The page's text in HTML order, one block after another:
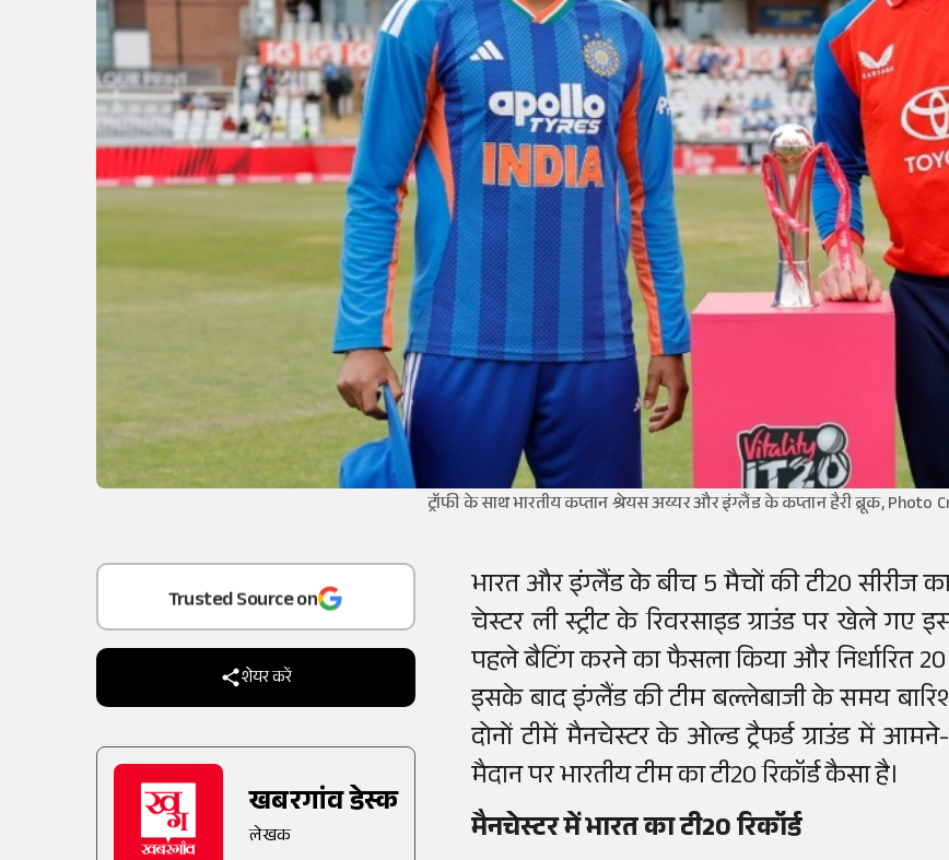
ट्रॉफी के साथ भारतीय कप्तान श्रेयस अय्यर और इंग्लैंड के कप्तान हैरी ब्रूक, Photo
Trusted Source on
शेयर करें
खबरगांव डेस्क
लेखक
भारत और इंग्लैंड के बीच 5 मैचों की टी20 सीरीज
चेस्टर ली स्ट्रीट के रिवरसाइड ग्राउंड पर खेले
पहले बैटिंग करने का फैसला किया और निर्धारित
इसके बाद इंग्लैंड की टीम बल्लेबाजी के समय
दोनों टीमें मैनचेस्टर के ओल्ड ट्रैफर्ड ग्राउंड में
मैदान पर भारतीय टीम का टी20 रिकॉर्ड कैसा है।
मैनचेस्टर में भारत का टी20 रिकॉर्ड